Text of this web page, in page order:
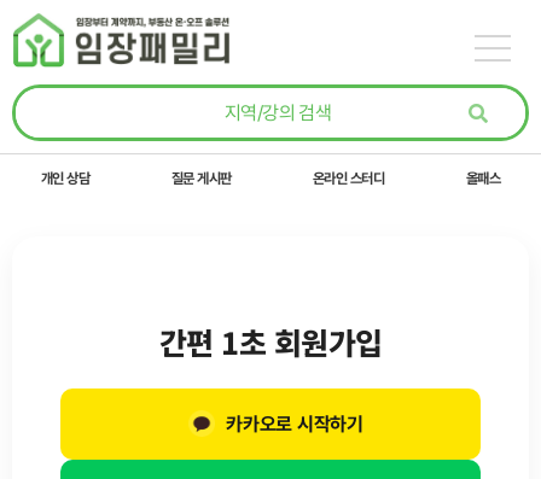
콘텐츠로
건너뛰기
개인 상담 질문 게시판 온라인 스터디 올패스
간편 1초 회원가입
카카오로 시작하기